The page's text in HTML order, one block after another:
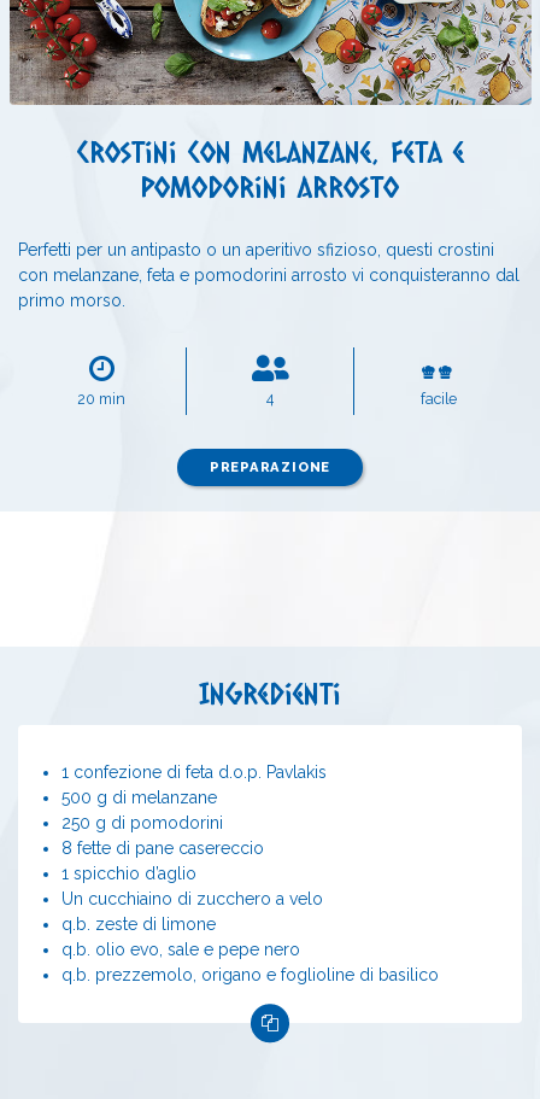
Crostini con melanzane, feta e
pomodorini arrosto
Perfetti per un antipasto o un aperitivo sfizioso, questi crostini
con melanzane, feta e pomodorini arrosto vi conquisteranno dal
primo morso.
20 min 4 facile
PREPARAZIONE
Ingredienti
1 confezione di feta d.o.p. Pavlakis
500 g di melanzane
250 g di pomodorini
8 fette di pane casereccio
1 spicchio d’aglio
Un cucchiaino di zucchero a velo
q.b. zeste di limone
q.b. olio evo, sale e pepe nero
q.b. prezzemolo, origano e foglioline di basilico